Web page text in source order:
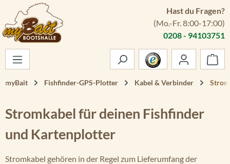
Zum Hauptinhalt springen
Hast du Fragen?
(Mo.-Fr. 8:00-17:00)
0208 - 94103751
myBait Fishfinder-GPS-Plotter Kabel & Verbinder
Stromkabel für deinen Fishfinder
und Kartenplotter
Stromkabel gehören in der Regel zum Lieferumfang der